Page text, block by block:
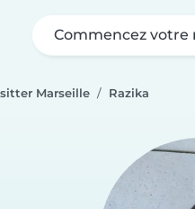
Commencez votre
Marseille Razika